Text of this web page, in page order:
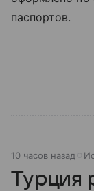
паспортов.
10 часов назад
Турция